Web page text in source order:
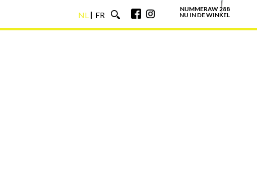
NL
FR
NUMMERAW 288
NU IN DE WINKEL